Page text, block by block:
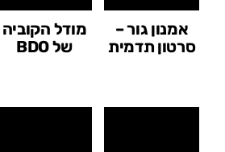
אמנון גור –
סרטון תדמית
מודל הקוביה
של BDO